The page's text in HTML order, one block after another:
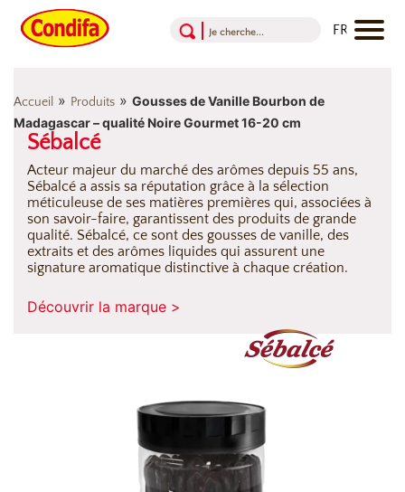
Accueil » Produits » Gousses de Vanille Bourbon de
Madagascar – qualité Noire Gourmet 16-20 cm
Sébalcé
Acteur majeur du marché des arômes depuis 55 ans,
Sébalcé a assis sa réputation grâce à la sélection
méticuleuse de ses matières premières qui, associées à
son savoir-faire, garantissent des produits de grande
qualité. Sébalcé, ce sont des gousses de vanille, des
extraits et des arômes liquides qui assurent une
signature aromatique distinctive à chaque création.
Découvrir la marque >